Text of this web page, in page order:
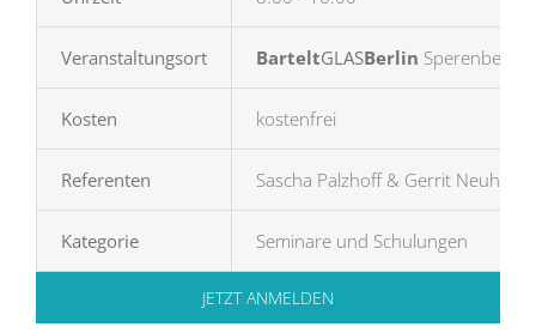
Veranstaltungsort BarteltGLASBerlin
Kosten kostenfrei
Referenten Sascha Palzhoff & Gerrit
Kategorie Seminare und Schulungen
JETZT ANMELDEN